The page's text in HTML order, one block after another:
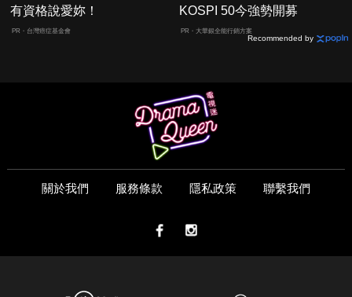
有資格說愛妳！
PR・台灣癌症基金會
KOSPI 50今強勢開募
PR・大華銀全能行銷方案
Recommended by
關於我們 服務條款 隱私政策 聯繫我們